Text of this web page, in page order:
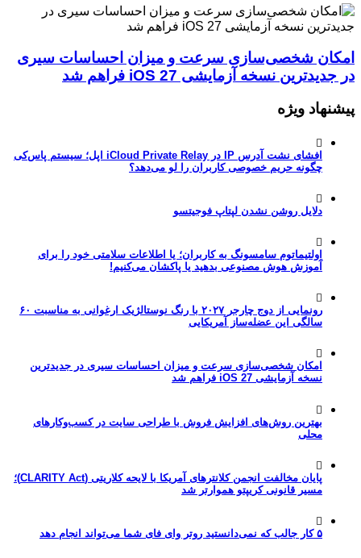
امکان شخصی‌سازی سرعت و میزان احساسات سیری
در جدیدترین نسخه آزمایشی iOS 27 فراهم شد
پیشنهاد ویژه
افشای نشت آدرس IP در iCloud Private Relay اپل؛ سیستم پاس‌کی
چگونه حریم خصوصی کاربران را لو می‌دهد؟
دلایل روشن نشدن لپتاپ فوجیتسو
اولتیماتوم سامسونگ به کاربران؛ یا اطلاعات سلامتی خود را برای
آموزش هوش مصنوعی بدهید یا پاکشان می‌کنیم!
رونمایی از دوج چارجر ۲۰۲۷ با رنگ نوستالژیک ارغوانی به مناسبت ۶۰
سالگی این عضله‌ساز آمریکایی
امکان شخصی‌سازی سرعت و میزان احساسات سیری در جدیدترین
نسخه آزمایشی iOS 27 فراهم شد
بهترین روش‌های افزایش فروش با طراحی سایت در کسب‌وکارهای
محلی
پایان مخالفت انجمن کلانترهای آمریکا با لایحه کلاریتی (CLARITY Act)؛
مسیر قانونی کریپتو هموارتر شد
۵ کار جالب که نمی‌دانستید روتر وای فای شما می‌تواند انجام دهد